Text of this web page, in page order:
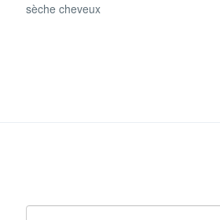
sèche cheveux